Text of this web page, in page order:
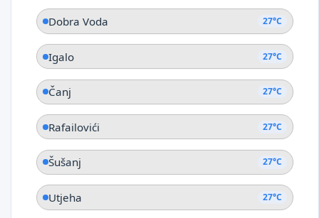
Dobra Voda 27°C
Igalo 27°C
Čanj 27°C
Rafailovići 27°C
Šušanj 27°C
Utjeha 27°C